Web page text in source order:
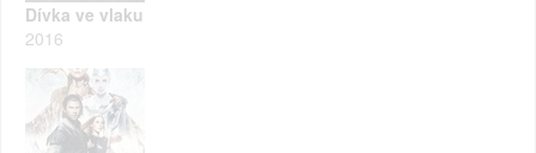
Dívka ve vlaku
2016